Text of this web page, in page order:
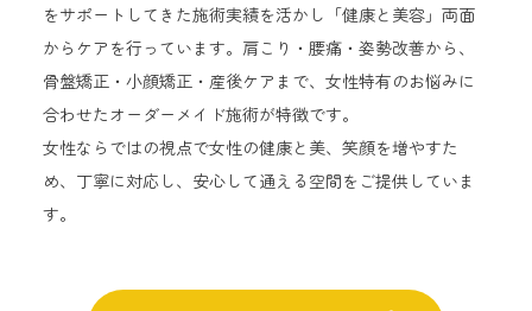
をサポートしてきた施術実績を活かし「健康と美容」両面
からケアを行っています。肩こり・腰痛・姿勢改善から、
骨盤矯正・小顔矯正・産後ケアまで、女性特有のお悩みに
合わせたオーダーメイド施術が特徴です。
女性ならではの視点で女性の健康と美、笑顔を増やすた
め、丁寧に対応し、安心して通える空間をご提供していま
す。